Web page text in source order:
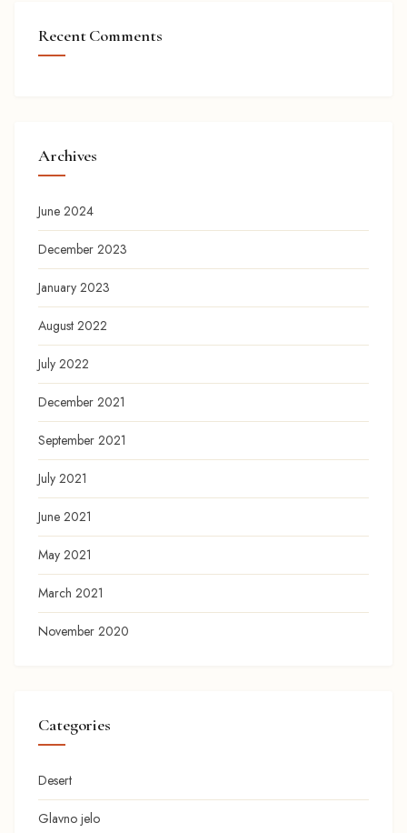
Recent Comments
Archives
June 2024
December 2023
January 2023
August 2022
July 2022
December 2021
September 2021
July 2021
June 2021
May 2021
March 2021
November 2020
Categories
Desert
Glavno jelo